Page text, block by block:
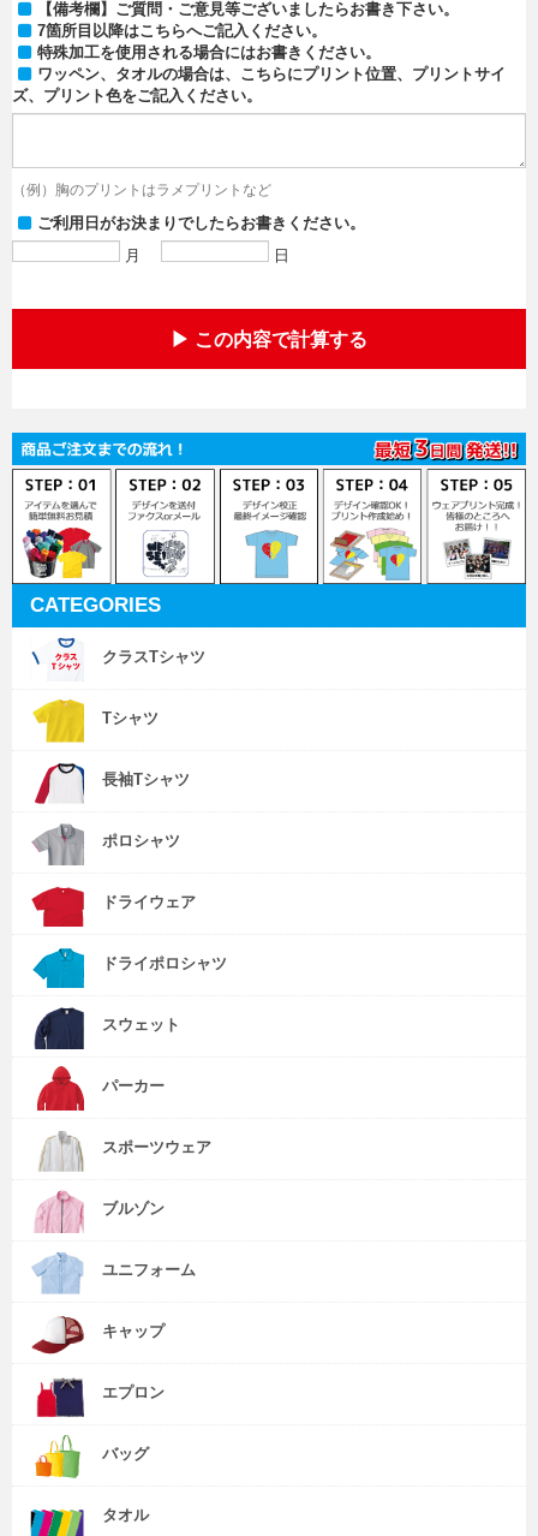
【備考欄】ご質問・ご意見等ございましたらお書き下さい。
7箇所目以降はこちらへご記入ください。
特殊加工を使用される場合にはお書きください。
ワッペン、タオルの場合は、こちらにプリント位置、プリントサイ
ズ、プリント色をご記入ください。
（例）胸のプリントはラメプリントなど
ご利用日がお決まりでしたらお書きください。
月
日
CATEGORIES
クラスTシャツ
Tシャツ
長袖Tシャツ
ポロシャツ
ドライウェア
ドライポロシャツ
スウェット
パーカー
スポーツウェア
ブルゾン
ユニフォーム
キャップ
エプロン
バッグ
タオル